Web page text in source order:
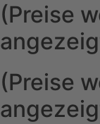
(Preise
(Preise